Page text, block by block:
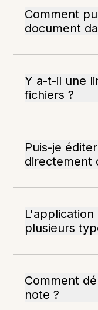
Comment
document
Y a-t-il une
fichiers ?
Puis-je
directement
plusieurs
Comment
note ?